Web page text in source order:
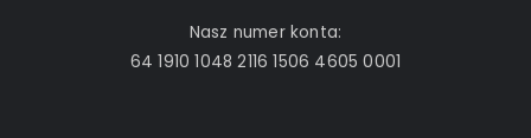
Nasz numer konta:
64 1910 1048 2116 1506 4605 0001